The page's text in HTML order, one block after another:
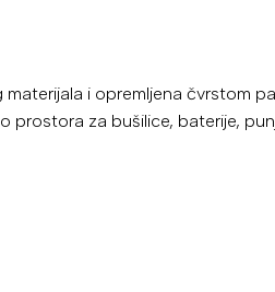
materijala i opremljena čvrstom
prostora za bušilice, baterije,